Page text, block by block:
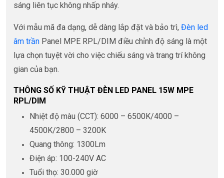
sáng liên tục không nhấp nháy.
Với mẫu mã đa dạng, dễ dàng lắp đặt và bảo trì, Đèn led
âm trần Panel MPE RPL/DIM điều chỉnh độ sáng là một
lựa chọn tuyệt vời cho việc chiếu sáng và trang trí không
gian của bạn.
THÔNG SỐ KỸ THUẬT ĐÈN LED PANEL 15W MPE
RPL/DIM
Nhiệt độ màu (CCT): 6000 – 6500K/4000 –
4500K/2800 – 3200K
Quang thông: 1300Lm
Điện áp: 100-240V AC
Tuổi thọ: 30.000 giờ